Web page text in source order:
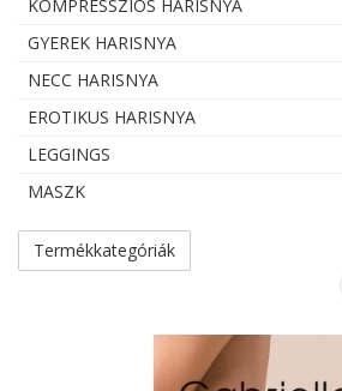
KOMPRESSZIÓS HARISNYA
GYEREK HARISNYA
NECC HARISNYA
EROTIKUS HARISNYA
LEGGINGS
MASZK
Termékkategóriák